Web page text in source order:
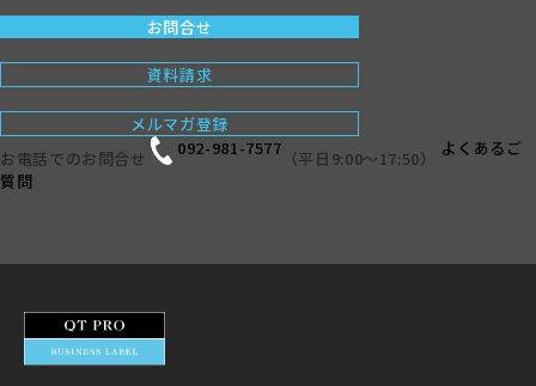
お問合せ
資料請求
メルマガ登録
お電話でのお問合せ
092-981-7577 （平日9:00〜17:50）
よくあるご
質問